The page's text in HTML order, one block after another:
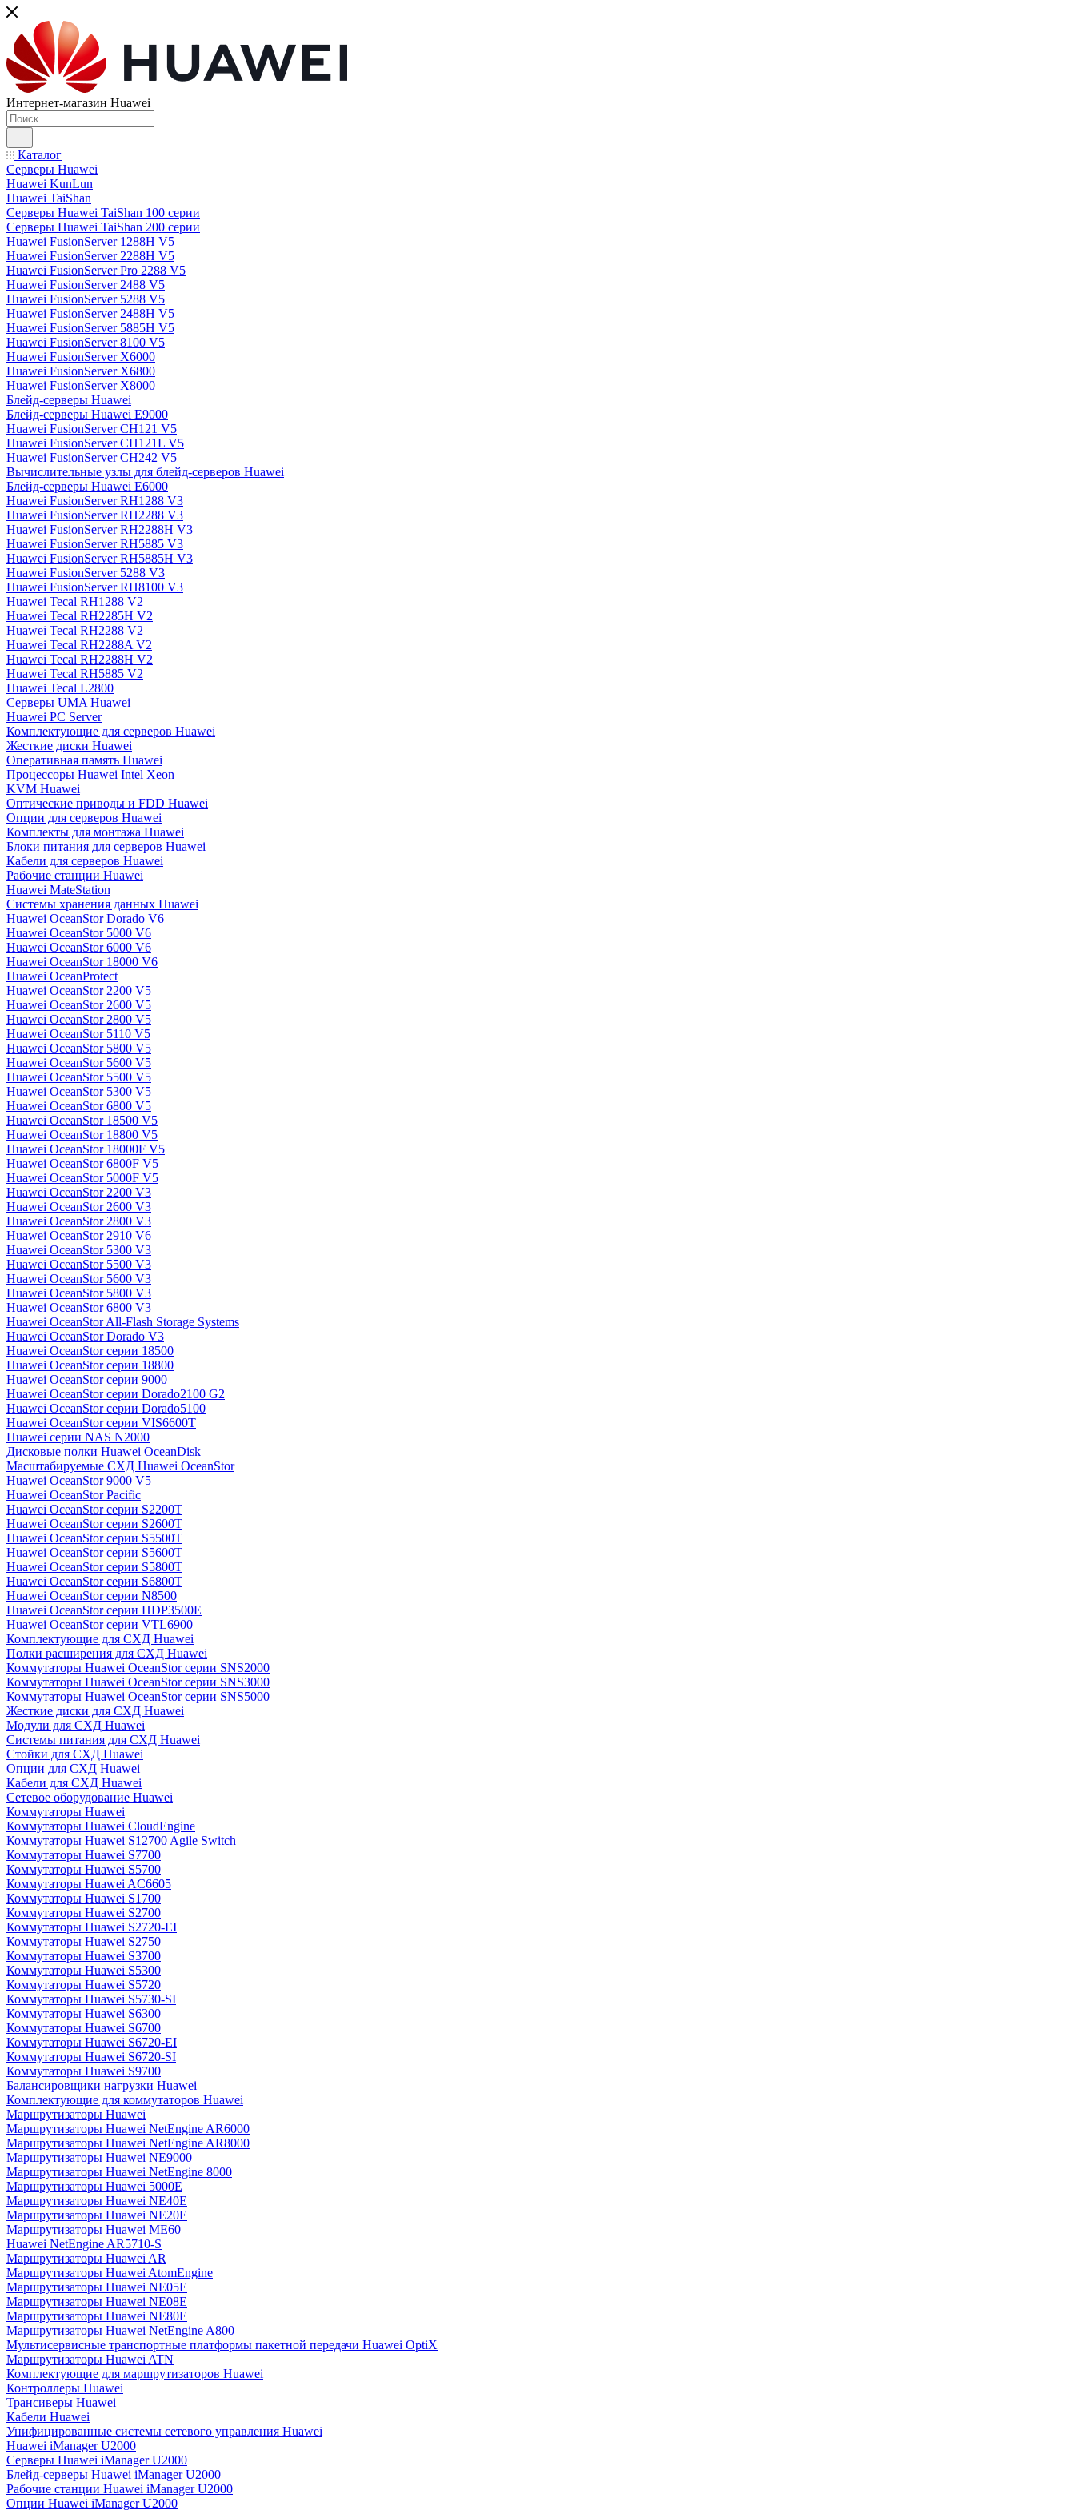
Интернет-магазин Huawei
Каталог
Серверы Huawei
Huawei KunLun
Huawei TaiShan
Серверы Huawei TaiShan 100 серии
Серверы Huawei TaiShan 200 серии
Huawei FusionServer 1288H V5
Huawei FusionServer 2288H V5
Huawei FusionServer Pro 2288 V5
Huawei FusionServer 2488 V5
Huawei FusionServer 5288 V5
Huawei FusionServer 2488H V5
Huawei FusionServer 5885H V5
Huawei FusionServer 8100 V5
Huawei FusionServer X6000
Huawei FusionServer X6800
Huawei FusionServer X8000
Блейд-серверы Huawei
Блейд-серверы Huawei E9000
Huawei FusionServer CH121 V5
Huawei FusionServer CH121L V5
Huawei FusionServer CH242 V5
Вычислительные узлы для блейд-серверов Huawei
Блейд-серверы Huawei E6000
Huawei FusionServer RH1288 V3
Huawei FusionServer RH2288 V3
Huawei FusionServer RH2288H V3
Huawei FusionServer RH5885 V3
Huawei FusionServer RH5885H V3
Huawei FusionServer 5288 V3
Huawei FusionServer RH8100 V3
Huawei Tecal RH1288 V2
Huawei Tecal RH2285H V2
Huawei Tecal RH2288 V2
Huawei Tecal RH2288A V2
Huawei Tecal RH2288H V2
Huawei Tecal RH5885 V2
Huawei Tecal L2800
Серверы UMA Huawei
Huawei PC Server
Комплектующие для серверов Huawei
Жесткие диски Huawei
Оперативная память Huawei
Процессоры Huawei Intel Xeon
KVM Huawei
Оптические приводы и FDD Huawei
Опции для серверов Huawei
Комплекты для монтажа Huawei
Блоки питания для серверов Huawei
Кабели для серверов Huawei
Рабочие станции Huawei
Huawei MateStation
Системы хранения данных Huawei
Huawei OceanStor Dorado V6
Huawei OceanStor 5000 V6
Huawei OceanStor 6000 V6
Huawei OceanStor 18000 V6
Huawei OceanProtect
Huawei OceanStor 2200 V5
Huawei OceanStor 2600 V5
Huawei OceanStor 2800 V5
Huawei OceanStor 5110 V5
Huawei OceanStor 5800 V5
Huawei OceanStor 5600 V5
Huawei OceanStor 5500 V5
Huawei OceanStor 5300 V5
Huawei OceanStor 6800 V5
Huawei OceanStor 18500 V5
Huawei OceanStor 18800 V5
Huawei OceanStor 18000F V5
Huawei OceanStor 6800F V5
Huawei OceanStor 5000F V5
Huawei OceanStor 2200 V3
Huawei OceanStor 2600 V3
Huawei OceanStor 2800 V3
Huawei OceanStor 2910 V6
Huawei OceanStor 5300 V3
Huawei OceanStor 5500 V3
Huawei OceanStor 5600 V3
Huawei OceanStor 5800 V3
Huawei OceanStor 6800 V3
Huawei OceanStor All-Flash Storage Systems
Huawei OceanStor Dorado V3
Huawei OceanStor серии 18500
Huawei OceanStor серии 18800
Huawei OceanStor серии 9000
Huawei OceanStor серии Dorado2100 G2
Huawei OceanStor серии Dorado5100
Huawei OceanStor серии VIS6600T
Huawei серии NAS N2000
Дисковые полки Huawei OceanDisk
Масштабируемые СХД Huawei OceanStor
Huawei OceanStor 9000 V5
Huawei OceanStor Pacific
Huawei OceanStor серии S2200T
Huawei OceanStor серии S2600T
Huawei OceanStor серии S5500T
Huawei OceanStor серии S5600T
Huawei OceanStor серии S5800T
Huawei OceanStor серии S6800T
Huawei OceanStor серии N8500
Huawei OceanStor серии HDP3500E
Huawei OceanStor серии VTL6900
Комплектующие для СХД Huawei
Полки расширения для СХД Huawei
Коммутаторы Huawei OceanStor серии SNS2000
Коммутаторы Huawei OceanStor серии SNS3000
Коммутаторы Huawei OceanStor серии SNS5000
Жесткие диски для СХД Huawei
Модули для СХД Huawei
Системы питания для СХД Huawei
Стойки для СХД Huawei
Опции для СХД Huawei
Кабели для СХД Huawei
Сетевое оборудование Huawei
Коммутаторы Huawei
Коммутаторы Huawei CloudEngine
Коммутаторы Huawei S12700 Agile Switch
Коммутаторы Huawei S7700
Коммутаторы Huawei S5700
Коммутаторы Huawei AC6605
Коммутаторы Huawei S1700
Коммутаторы Huawei S2700
Коммутаторы Huawei S2720-EI
Коммутаторы Huawei S2750
Коммутаторы Huawei S3700
Коммутаторы Huawei S5300
Коммутаторы Huawei S5720
Коммутаторы Huawei S5730-SI
Коммутаторы Huawei S6300
Коммутаторы Huawei S6700
Коммутаторы Huawei S6720-EI
Коммутаторы Huawei S6720-SI
Коммутаторы Huawei S9700
Балансировщики нагрузки Huawei
Комплектующие для коммутаторов Huawei
Маршрутизаторы Huawei
Маршрутизаторы Huawei NetEngine AR6000
Маршрутизаторы Huawei NetEngine AR8000
Маршрутизаторы Huawei NE9000
Маршрутизаторы Huawei NetEngine 8000
Маршрутизаторы Huawei 5000E
Маршрутизаторы Huawei NE40E
Маршрутизаторы Huawei NE20E
Маршрутизаторы Huawei ME60
Huawei NetEngine AR5710-S
Маршрутизаторы Huawei AR
Маршрутизаторы Huawei AtomEngine
Маршрутизаторы Huawei NE05E
Маршрутизаторы Huawei NE08E
Маршрутизаторы Huawei NE80E
Маршрутизаторы Huawei NetEngine A800
Мультисервисные транспортные платформы пакетной передачи Huawei OptiX
Маршрутизаторы Huawei ATN
Комплектующие для маршрутизаторов Huawei
Контроллеры Huawei
Трансиверы Huawei
Кабели Huawei
Унифицированные системы сетевого управления Huawei
Huawei iManager U2000
Серверы Huawei iManager U2000
Блейд-серверы Huawei iManager U2000
Рабочие станции Huawei iManager U2000
Опции Huawei iManager U2000